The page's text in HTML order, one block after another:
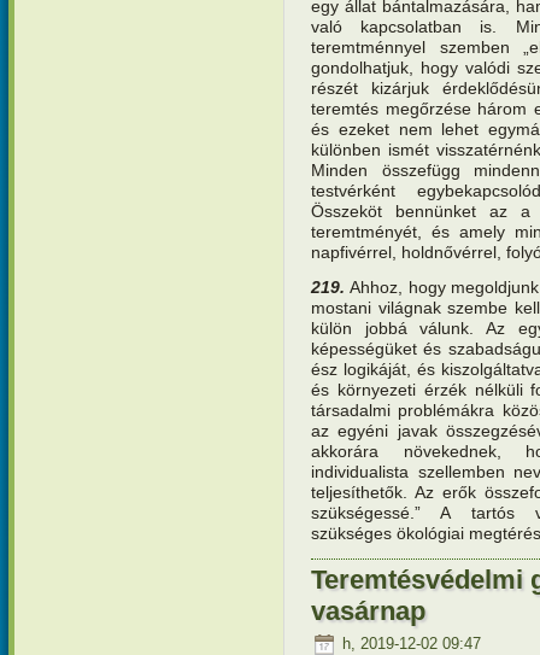
egy állat bántalmazására,
való kapcsolatban is.
teremtménnyel szemben
gondolhatjuk, hogy valódi
részét kizárjuk
teremtés megőrzése három
és ezeket nem lehet
különben ismét
Minden összefügg
testvérként
Összeköt bennünket az
teremtményét, és amely
napfivérrel, holdnővérrel,
219. Ahhoz, hogy
mostani világnak szembe
külön jobbá válunk. Az
képességüket és
ész logikáját, és
és környezeti érzék nélküli
társadalmi problémákra
az egyéni javak
akkorára növekednek,
individualista szellemben
teljesíthetők. Az erők
szükségessé.” A tartós
szükséges ökológiai
Teremtésvédelmi
vasárnap
h, 2019-12-02 09:47